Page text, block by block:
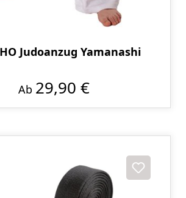
Judoanzug Yamanashi
Ab 29,90 €